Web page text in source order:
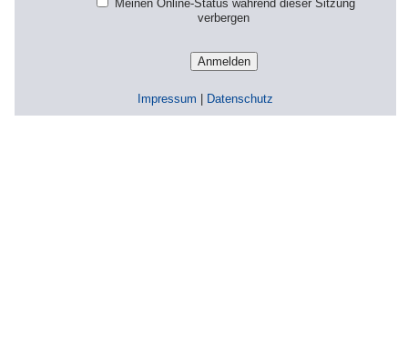
Meinen Online-Status während dieser Sitzung
verbergen
Impressum Datenschutz